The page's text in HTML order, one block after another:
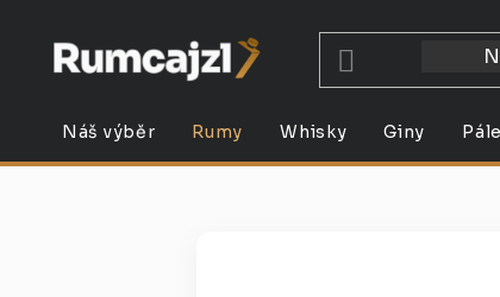
Náš výběr Rumy Whisky Giny